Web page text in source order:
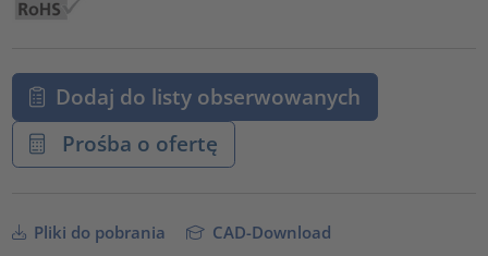
Dodaj do listy obserwowanych
Prośba o ofertę
Pliki do pobrania CAD-Download